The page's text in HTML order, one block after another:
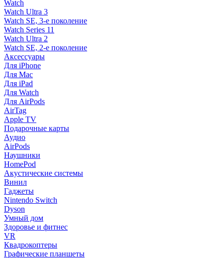
Watch
Watch Ultra 3
Watch SE, 3-е поколение
Watch Series 11
Watch Ultra 2
Watch SE, 2-е поколение
Аксессуары
Для iPhone
Для Mac
Для iPad
Для Watch
Для AirPods
AirTag
Apple TV
Подарочные карты
Аудио
AirPods
Наушники
HomePod
Акустические системы
Винил
Гаджеты
Nintendo Switch
Dyson
Умный дом
Здоровье и фитнес
VR
Квадрокоптеры
Графические планшеты